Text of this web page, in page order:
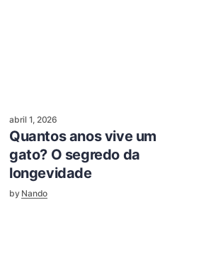
abril 1, 2026
Quantos anos vive um
gato? O segredo da
longevidade
by Nando